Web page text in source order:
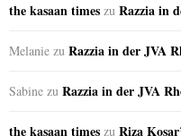
the kasaan times zu Razzia in
Melanie zu Razzia in der JVA
Sabine zu Razzia in der JVA
the kasaan times zu Riza